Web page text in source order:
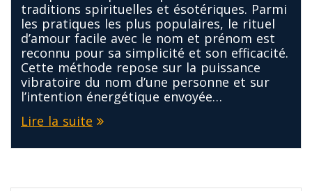
traditions spirituelles et ésotériques. Parmi
les pratiques les plus populaires, le rituel
d’amour facile avec le nom et prénom est
reconnu pour sa simplicité et son efficacité.
Cette méthode repose sur la puissance
vibratoire du nom d’une personne et sur
l’intention énergétique envoyée…
Lire la suite